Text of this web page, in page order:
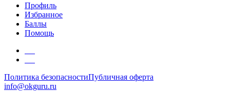
Профиль
Избранное
Баллы
Помощь
Политика безопасностиПубличная оферта
info@okguru.ru